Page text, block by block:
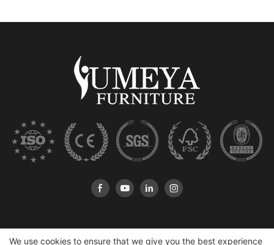
We use cookies to ensure that we give you the best experience